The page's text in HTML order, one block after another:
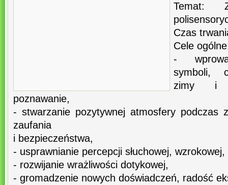
Temat:
Czas
Cele
-
symboli,
zimy i
poznawanie,
- stwarzanie pozytywnej atmosfery podczas
zaufania
i bezpieczeństwa,
- usprawnianie percepcji słuchowej,
- rozwijanie wrażliwości dotykowej,
- gromadzenie nowych doświadczeń, radość